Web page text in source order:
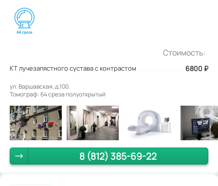
Стоимость:
КТ лучезапястного сустава с контрастом 6800 ₽
ул. Варшавская, д.100.
Томограф: 64 среза полуоткрытый
8 (812) 385-69-22